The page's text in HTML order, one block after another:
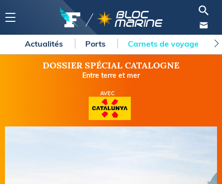
Actualités Ports Carnets de voyage
DOSSIER SPÉCIAL CATALOGNE
Entre terre et mer
AVEC